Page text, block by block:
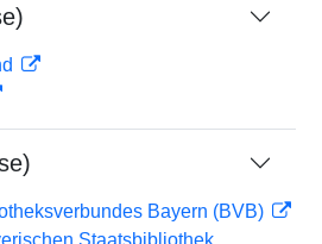
Bayern (BVB)
Staatsbibliothek